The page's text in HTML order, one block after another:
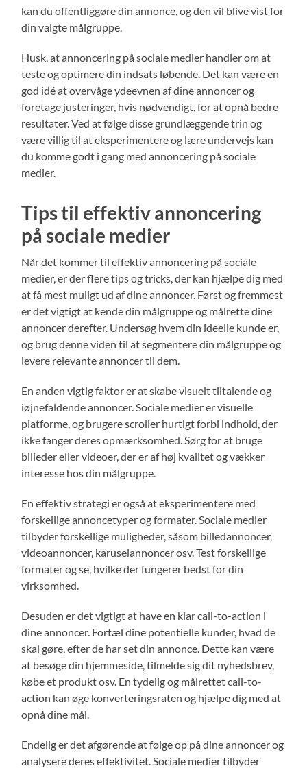
kan du offentliggøre din annonce, og den vil blive vist for
din valgte målgruppe.
Husk, at annoncering på sociale medier handler om at
teste og optimere din indsats løbende. Det kan være en
god idé at overvåge ydeevnen af dine annoncer og
foretage justeringer, hvis nødvendigt, for at opnå bedre
resultater. Ved at følge disse grundlæggende trin og
være villig til at eksperimentere og lære undervejs kan
du komme godt i gang med annoncering på sociale
medier.
Tips til effektiv annoncering
på sociale medier
Når det kommer til effektiv annoncering på sociale
medier, er der flere tips og tricks, der kan hjælpe dig med
at få mest muligt ud af dine annoncer. Først og fremmest
er det vigtigt at kende din målgruppe og målrette dine
annoncer derefter. Undersøg hvem din ideelle kunde er,
og brug denne viden til at segmentere din målgruppe og
levere relevante annoncer til dem.
En anden vigtig faktor er at skabe visuelt tiltalende og
iøjnefaldende annoncer. Sociale medier er visuelle
platforme, og brugere scroller hurtigt forbi indhold, der
ikke fanger deres opmærksomhed. Sørg for at bruge
billeder eller videoer, der er af høj kvalitet og vækker
interesse hos din målgruppe.
En effektiv strategi er også at eksperimentere med
forskellige annoncetyper og formater. Sociale medier
tilbyder forskellige muligheder, såsom billedannoncer,
videoannoncer, karuselannoncer osv. Test forskellige
formater og se, hvilke der fungerer bedst for din
virksomhed.
Desuden er det vigtigt at have en klar call-to-action i
dine annoncer. Fortæl dine potentielle kunder, hvad de
skal gøre, efter de har set din annonce. Dette kan være
at besøge din hjemmeside, tilmelde sig dit nyhedsbrev,
købe et produkt osv. En tydelig og målrettet call-to-
action kan øge konverteringsraten og hjælpe dig med at
opnå dine mål.
Endelig er det afgørende at følge op på dine annoncer og
analysere deres effektivitet. Sociale medier tilbyder